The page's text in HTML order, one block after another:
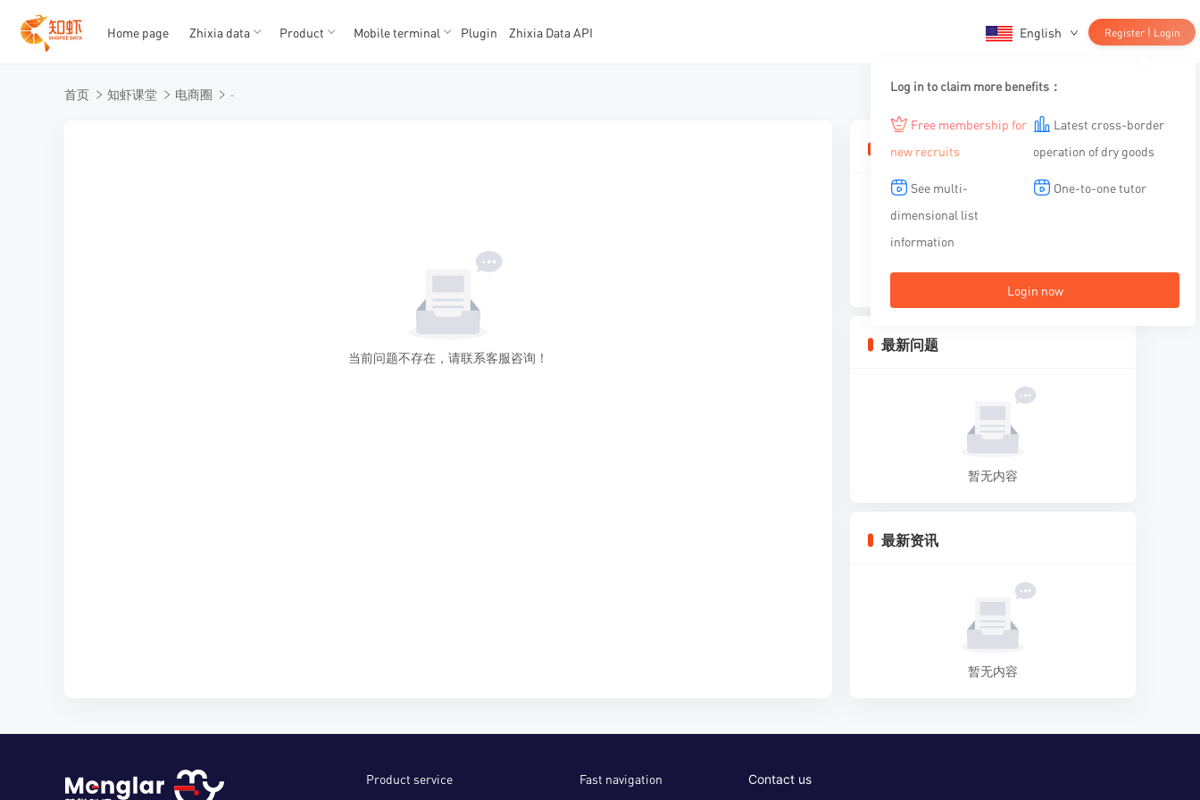
Home page Zhixia data Product Mobile terminal Plugin Zhixia Data API English Register | Login
Log in to claim more benefits：
Free membership for
new recruits
Latest cross-border
operation of dry goods
See multi-
dimensional list
information
One-to-one tutor
Login now
首页 知虾课堂 电商圈 -
当前问题不存在，请联系客服咨询！
相关文章
最新问题
暂无内容
最新资讯
暂无内容
Product service Fast navigation Contact us